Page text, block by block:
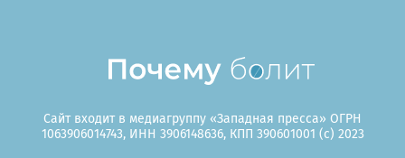
Сайт входит в медиагруппу «Западная пресса» ОГРН
1063906014743, ИНН 3906148636, КПП 390601001 (c) 2023